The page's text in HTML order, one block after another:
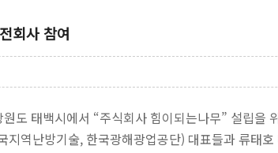
회사 참여
도 태백시에서 “주식회사 힘이되는나무” 설립을
역난방기술, 한국광해광업공단) 대표들과 류태